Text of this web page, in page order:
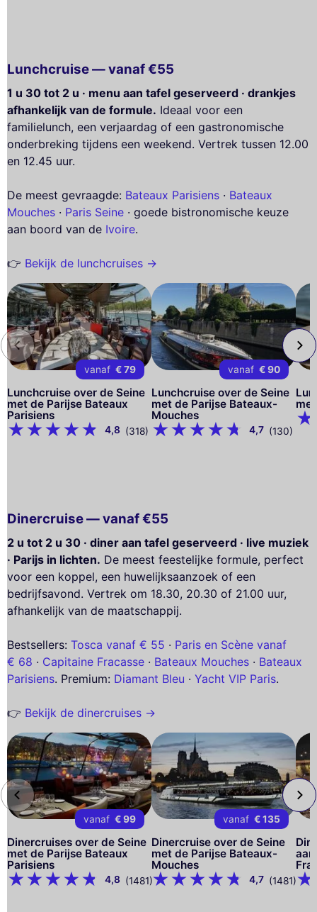
Lunchcruise — vanaf €55
1 u 30 tot 2 u · menu aan tafel geserveerd · drankjes
afhankelijk van de formule. Ideaal voor een
familielunch, een verjaardag of een gastronomische
onderbreking tijdens een weekend. Vertrek tussen 12.00
en 12.45 uur.
De meest gevraagde: Bateaux Parisiens · Bateaux
Mouches · Paris Seine · goede bistronomische keuze
aan boord van de Ivoire.
👉 Bekijk de lunchcruises →
vanaf € 79
Lunchcruise over de Seine
met de Parijse Bateaux
Parisiens
4,8 (318)
vanaf € 90
Lunchcruise over de Seine
met de Parijse Bateaux-
Mouches
4,7 (130)
Dinercruise — vanaf €55
2 u tot 2 u 30 · diner aan tafel geserveerd · live muziek
· Parijs in lichten. De meest feestelijke formule, perfect
voor een koppel, een huwelijksaanzoek of een
bedrijfsavond. Vertrek om 18.30, 20.30 of 21.00 uur,
afhankelijk van de maatschappij.
Bestsellers: Tosca vanaf € 55 · Paris en Scène vanaf
€ 68 · Capitaine Fracasse · Bateaux Mouches · Bateaux
Parisiens. Premium: Diamant Bleu · Yacht VIP Paris.
👉 Bekijk de dinercruises →
vanaf € 99
Dinercruises over de Seine
met de Parijse Bateaux
Parisiens
4,8 (1481)
vanaf € 135
Dinercruise over de Seine
met de Parijse Bateaux-
Mouches
4,7 (1481)